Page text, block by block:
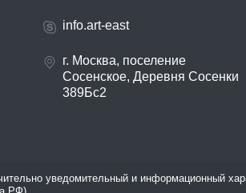
info.art-east
г. Москва, поселение
Сосенское, Деревня Сосенки
389Бс2
уведомительный и информационный